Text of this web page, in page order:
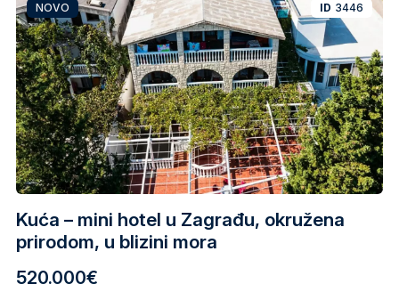
Kuća – mini hotel u Zagrađu, okružena
prirodom, u blizini mora
NOVO ID 3446
520.000€